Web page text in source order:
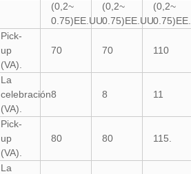
(0,2~
0.75)EE.UU.
(0,2~
0.75)EE.UU.
(0,2~
Pick-
up
(VA).
70 70 110
La
celebración
(VA).
8 8 11
Pick-
up
(VA).
80 80 115.
La